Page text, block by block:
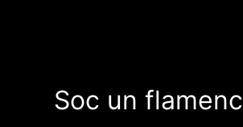
Soc un flamenc